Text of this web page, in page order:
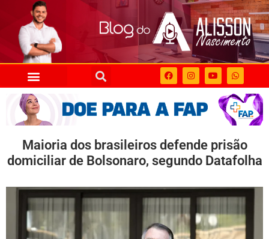
Maioria dos brasileiros defende prisão
domiciliar de Bolsonaro, segundo Datafolha